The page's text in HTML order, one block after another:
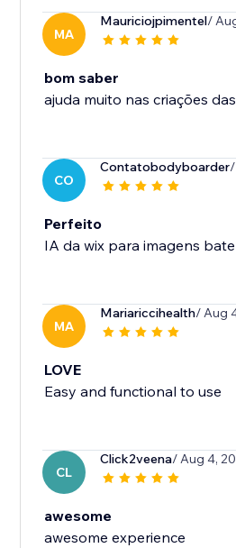
MA
Mauriciojpimentel/
bom saber
CO
Contatobodyboarder
Perfeito
IA da wix para imagens
MA
Mariariccihealth/ Aug
LOVE
Easy and functional to use
CL
Click2veena/ Aug 4,
awesome
awesome experience